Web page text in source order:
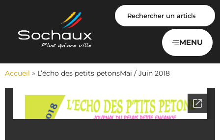
MENU
Accueil » L’écho des petits petonsMai / Juin 2018
Panneau de gestion des cookies